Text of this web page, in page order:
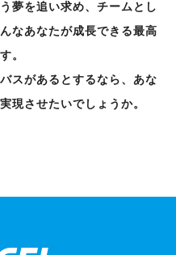
夢を追い求め、チームとし
なあなたが成長できる最高
。
スがあるとするなら、あな
現させたいでしょうか。